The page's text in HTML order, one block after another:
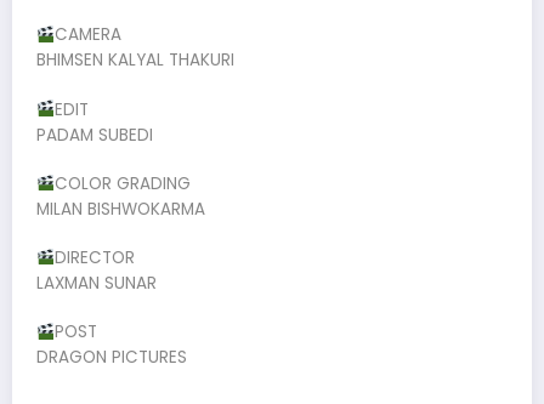
CAMERA
BHIMSEN KALYAL THAKURI
EDIT
PADAM SUBEDI
COLOR GRADING
MILAN BISHWOKARMA
DIRECTOR
LAXMAN SUNAR
POST
DRAGON PICTURES